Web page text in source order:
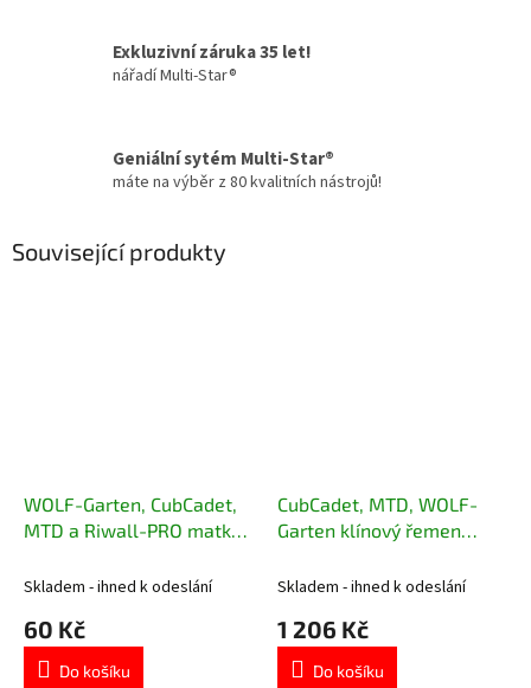
Exkluzivní záruka 35 let!
nářadí Multi-Star®
Geniální sytém Multi-Star®
máte na výběr z 80 kvalitních nástrojů!
Související produkty
WOLF-Garten, CubCadet,
MTD a Riwall-PRO matka
Skladem - ihned k odeslání
60 Kč
Do košíku
CubCadet, MTD, WOLF-
Garten klínový řemen
Skladem - ihned k odeslání
1 206 Kč
Do košíku